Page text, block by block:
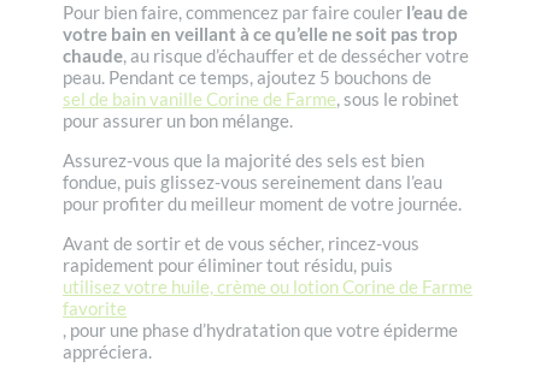
Pour bien faire, commencez par faire couler l’eau de
votre bain en veillant à ce qu’elle ne soit pas trop
chaude, au risque d’échauffer et de dessécher votre
peau. Pendant ce temps, ajoutez 5 bouchons de
sel de bain vanille Corine de Farme, sous le robinet
pour assurer un bon mélange.
Assurez-vous que la majorité des sels est bien
fondue, puis glissez-vous sereinement dans l’eau
pour profiter du meilleur moment de votre journée.
Avant de sortir et de vous sécher, rincez-vous
rapidement pour éliminer tout résidu, puis
utilisez votre huile, crème ou lotion Corine de Farme
favorite
, pour une phase d’hydratation que votre épiderme
appréciera.